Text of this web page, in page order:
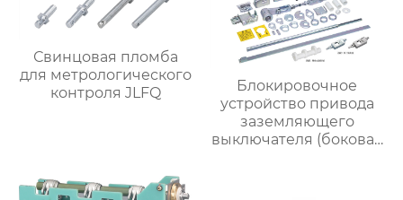
Свинцовая пломба
для метрологического
контроля JLFQ
Блокировочное
устройство привода
заземляющего
выключателя (боковая